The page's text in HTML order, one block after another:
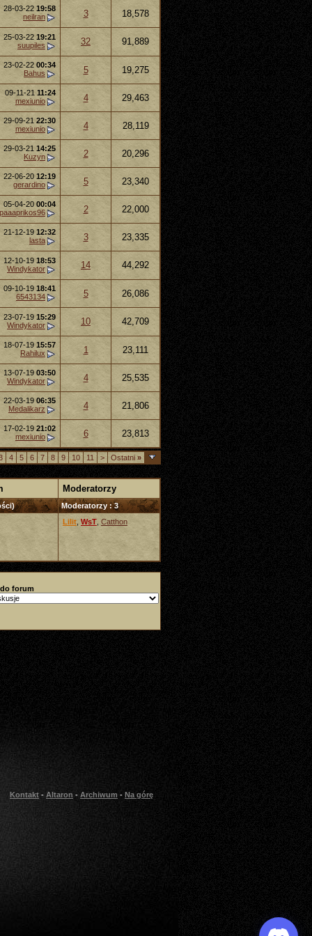
28-03-22 19:58
neilran
3 18,578
25-03-22 19:21
suupiles
32 91,889
23-02-22 00:34
Bahus
5 19,275
09-11-21 11:24
mexiunio
4 29,463
29-09-21 22:30
mexiunio
4 28,119
29-03-21 14:25
Kuzyn
2 20,296
22-06-20 12:19
gerardino
5 23,340
05-04-20 00:04
paaaprikos96
2 22,000
21-12-19 12:32
lasta
3 23,335
12-10-19 18:53
Windykator
14 44,292
09-10-19 18:41
6543134
5 26,086
23-07-19 15:29
Windykator
10 42,709
18-07-19 15:57
Rahilux
1 23,111
13-07-19 03:50
Windykator
4 25,535
22-03-19 06:35
Medalikarz
4 21,806
17-02-19 21:02
mexiunio
6 23,813
4 5 6 7 8 9 10 11 > Ostatni »
Moderatorzy
Moderatorzy : 3
Lilit WsT Catthon
forum
Kontakt - Altaron - Archiwum - Na górę